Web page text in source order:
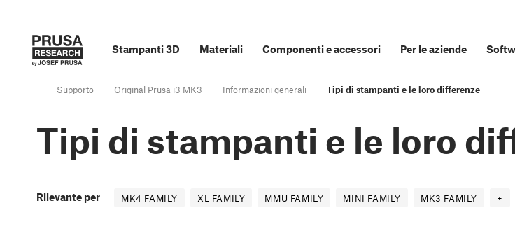
Stampanti 3D Materiali Componenti e accessori Per le aziende
Supporto Original Prusa i3 MK3 Informazioni generali Tipi di stampanti e le loro differenze
Tipi di stampanti e le loro
Rilevante per MK4 FAMILY XL FAMILY MMU FAMILY MINI FAMILY MK3 FAMILY +